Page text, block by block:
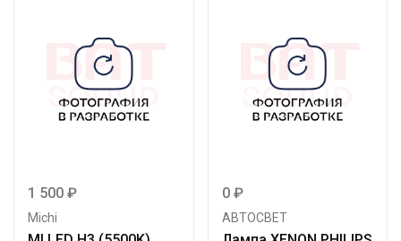
1 500 ₽
Michi
0 ₽
АВТОСВЕТ